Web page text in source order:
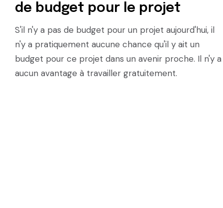
de budget pour le projet
S'il n'y a pas de budget pour un projet aujourd'hui, il
n'y a pratiquement aucune chance qu'il y ait un
budget pour ce projet dans un avenir proche. Il n'y a
aucun avantage à travailler gratuitement.